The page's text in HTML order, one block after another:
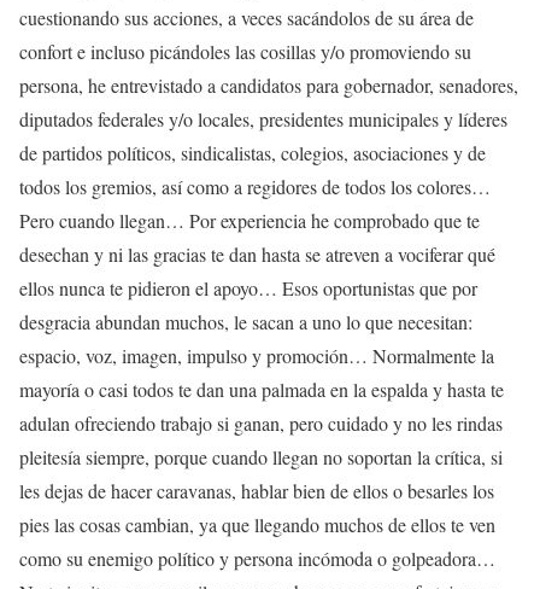
cuestionando sus acciones, a veces sacándolos de su área de
confort e incluso picándoles las cosillas y/o promoviendo su
persona, he entrevistado a candidatos para gobernador, senadores,
diputados federales y/o locales, presidentes municipales y líderes
de partidos políticos, sindicalistas, colegios, asociaciones y de
todos los gremios, así como a regidores de todos los colores…
Pero cuando llegan… Por experiencia he comprobado que te
desechan y ni las gracias te dan hasta se atreven a vociferar qué
ellos nunca te pidieron el apoyo… Esos oportunistas que por
desgracia abundan muchos, le sacan a uno lo que necesitan:
espacio, voz, imagen, impulso y promoción… Normalmente la
mayoría o casi todos te dan una palmada en la espalda y hasta te
adulan ofreciendo trabajo si ganan, pero cuidado y no les rindas
pleitesía siempre, porque cuando llegan no soportan la crítica, si
les dejas de hacer caravanas, hablar bien de ellos o besarles los
pies las cosas cambian, ya que llegando muchos de ellos te ven
como su enemigo político y persona incómoda o golpeadora…